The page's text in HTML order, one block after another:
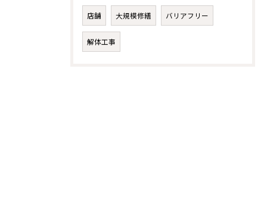
店舗 大規模修繕 バリアフリー
解体工事